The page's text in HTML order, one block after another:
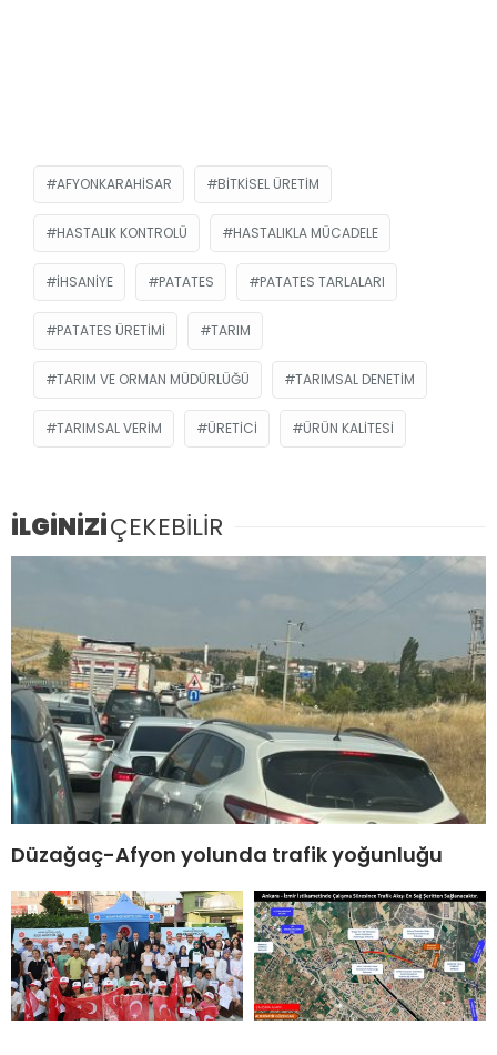
AFYONKARAHISAR BITKISEL ÜRETIM
HASTALIK KONTROLÜ HASTALIKLA MÜCADELE
İHSANIYE PATATES PATATES TARLALARI
PATATES ÜRETIMI TARIM
TARIM VE ORMAN MÜDÜRLÜĞÜ TARIMSAL DENETIM
TARIMSAL VERIM ÜRETICI ÜRÜN KALITESI
İLGİNİZİÇEKEBİLİR
Düzağaç-Afyon yolunda trafik yoğunluğu